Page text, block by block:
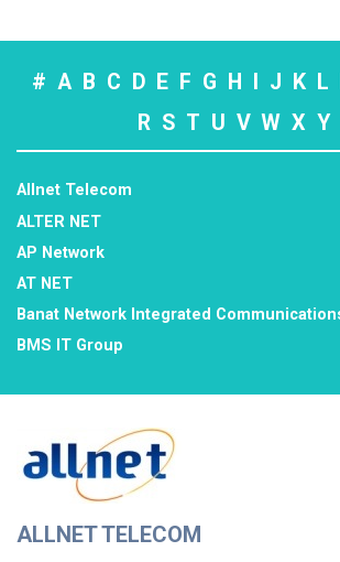
# A B C D E F G H J K L
R S T U V W X Y
Allnet Telecom
ALTER NET
AP Network
AT NET
Banat Network Integrated
BMS IT Group
Computer Wired
Comunicații Starnet Media
Conect Intercom
Core Joy Communication
ALLNET TELECOM